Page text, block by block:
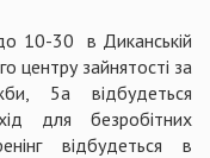
10-30 в Диканській
центру зайнятості за
5а відбудеться
для безробітних
відбудеться в